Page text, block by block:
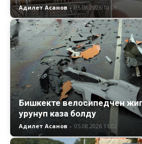
Адилет Асанов - 05.08.2026 10:09
Бишкекте велосипедчен
урунуп каза болду
Адилет Асанов - 05.08.2026 11:02